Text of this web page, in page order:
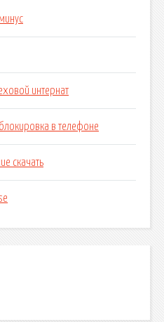
интернат
в телефоне
скачать